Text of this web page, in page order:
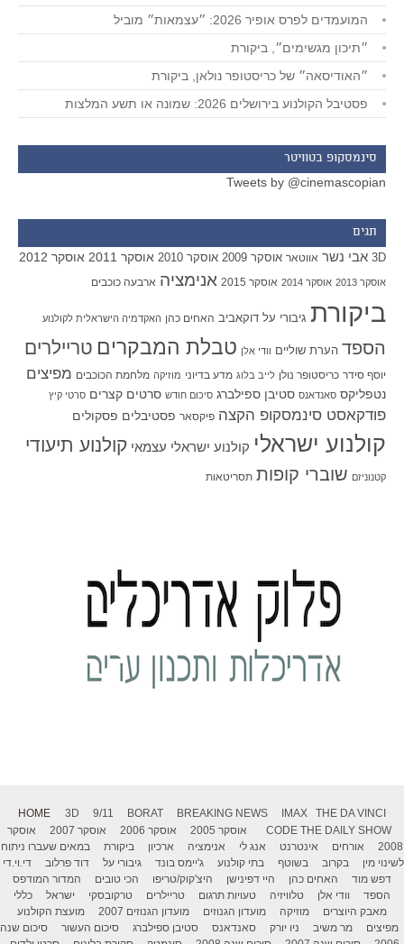
המועמדים לפרס אופיר 2026: ״עצמאות״ מוביל
״תיכון מגשימים״, ביקורת
״האודיסאה״ של כריסטופר נולאן, ביקורת
פסטיבל הקולנוע בירושלים 2026: שמונה או תשע המלצות
סינמסקופ בטוויטר
Tweets by @cinemascopian
תגים
3D אבי נשר אווטאר אוסקר 2009 אוסקר 2010 אוסקר 2011 אוסקר 2012
אוסקר 2013 אוסקר 2014 אוסקר 2015 אנימציה ארבעה כוכבים
ביקורת גיבורי על דוקאביב האחים כהן האקדמיה הישראלית לקולנוע
הספד הערת שוליים וודי אלן טבלת המבקרים טריילרים
יוסף סידר כריסטופר נולן לייב בלוג מדע בדיוני מוזיקה מלחמת הכוכבים מפיצים
נטפליקס סאנדאנס סטיבן ספילברג סיכום חודש סרטים קצרים סרטי קיץ
פודקאסט סינמסקופ הקצה פיקסאר פסטיבלים פסקולים
קולנוע ישראלי קולנוע ישראלי עצמאי קולנוע תיעודי
קטנוניזם שוברי קופות תסריטאות
HOME 3D 9/11 BORAT BREAKING NEWS IMAX
THE DA VINCI
CODE THE DAILY SHOW אוסקר 2005 אוסקר 2006 אוסקר 2007
אוסקר
2008
אורחים אינטרנט אנג לי אנימציה ארכיון ביקורת
במאים שעברו ניתוח
לשינוי מין
בקרוב בשוטף בתי קולנוע ג'יימס בונד גיבורי על דוד פרלוב
די.וי.די
דפש מוד
האחים כהן היי דפינישן היצ'קוק/טריפו הכי טובים
המדור המודפס
הספד
וודי אלן טלוויזיה טעויות תרגום טריילרים טרקובסקי ישראל
כללי
מאבק היוצרים
מוזיקה מועדון הגנוזים מועדון הגנוזים 2007
מועצת הקולנוע
מפיצים
מר משיב ניו יורק סאנדאנס סטיבן ספילברג סיכום העשור
סיכום שנה